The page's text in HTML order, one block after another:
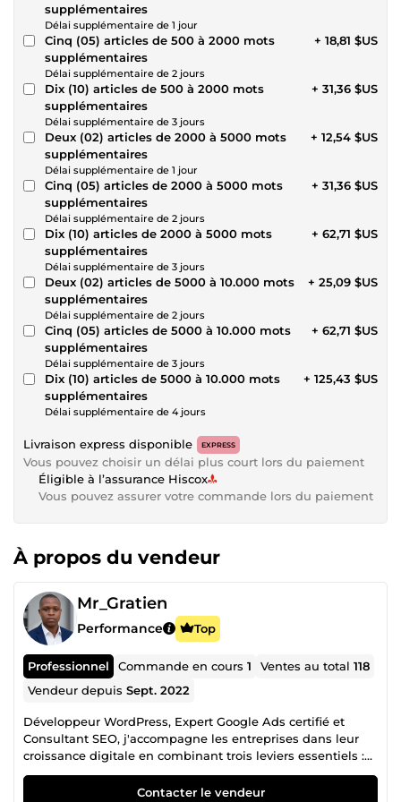
supplémentaires
Délai supplémentaire de 1 jour
Cinq (05) articles de 500 à 2000 mots
supplémentaires
Délai supplémentaire de 2 jours
+ 18,81 $US
Dix (10) articles de 500 à 2000 mots
supplémentaires
Délai supplémentaire de 3 jours
+ 31,36 $US
Deux (02) articles de 2000 à 5000 mots
supplémentaires
Délai supplémentaire de 1 jour
+ 12,54 $US
Cinq (05) articles de 2000 à 5000 mots
supplémentaires
Délai supplémentaire de 2 jours
+ 31,36 $US
Dix (10) articles de 2000 à 5000 mots
supplémentaires
Délai supplémentaire de 3 jours
+ 62,71 $US
Deux (02) articles de 5000 à 10.000 mots
supplémentaires
Délai supplémentaire de 2 jours
+ 25,09 $US
Cinq (05) articles de 5000 à 10.000 mots
supplémentaires
Délai supplémentaire de 3 jours
+ 62,71 $US
Dix (10) articles de 5000 à 10.000 mots
supplémentaires
Délai supplémentaire de 4 jours
+ 125,43 $US
Livraison express disponible EXPRESS
Vous pouvez choisir un délai plus court lors du paiement
Éligible à l’assurance Hiscox
Vous pouvez assurer votre commande lors du paiement
À propos du vendeur
Mr_Gratien
Performance Top
Professionnel Commande en cours1 Ventes au total118
Vendeur depuisSept. 2022
Développeur WordPress, Expert Google Ads certifié et
Consultant SEO, j'accompagne les entreprises dans leur
croissance digitale en combinant trois leviers essentiels :
un site web performant, une visibilité optimisée sur les
moteurs de recherche, et des campagnes publicitaires
Contacter le vendeur